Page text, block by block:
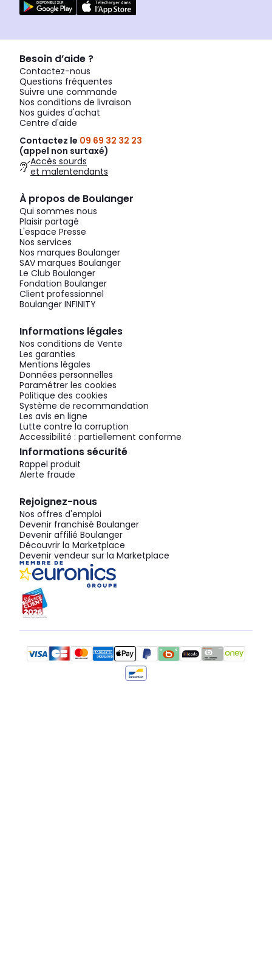
Besoin d’aide ?
Contactez-nous
Questions fréquentes
Suivre une commande
Nos conditions de livraison
Nos guides d'achat
Centre d'aide
Contactez le 09 69 32 32 23
(appel non surtaxé)
Accès sourds
et malentendants
À propos de Boulanger
Qui sommes nous
Plaisir partagé
L'espace Presse
Nos services
Nos marques Boulanger
SAV marques Boulanger
Le Club Boulanger
Fondation Boulanger
Client professionnel
Boulanger INFINITY
Informations légales
Nos conditions de Vente
Les garanties
Mentions légales
Données personnelles
Paramétrer les cookies
Politique des cookies
Système de recommandation
Les avis en ligne
Lutte contre la corruption
Accessibilité : partiellement conforme
Informations sécurité
Rappel produit
Alerte fraude
Rejoignez-nous
Nos offres d'emploi
Devenir franchisé Boulanger
Devenir affilié Boulanger
Découvrir la Marketplace
Devenir vendeur sur la Marketplace